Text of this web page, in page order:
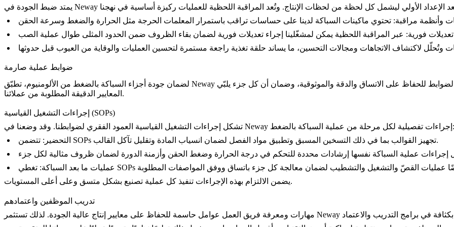
وأنظمة مراقبة:
تعديلات فورية:
ضوابط عملية صارمة
لضمان جودة أجزاء السباكة بالضغط من الألومنيوم، تطبّق Neway ضوابط عملية صارمة في كل مرحلة من مراحل الإنتاج. صُمّمت هذه الضوابط للحفاظ على الاتساق والدقة والموثوقية، وضمان أن كل جزء يلبّي
المعايير الدقيقة المطلوبة من عملائنا.
إجراءات التشغيل القياسية (SOPs)
تشكل إجراءات التشغيل القياسية العمود الفقري لضوابطنا. وقد وضعنا في Neway إجراءات تفصيلية لكل مرحلة من عملية السباكة بالضغط:
التحضير:
تتضمن SOPs تجهيز القوالب بما في ذلك التسخين المسبق وتطبيق مواد الفصل لضمان انسياب المادة وتقليل تآكل القالب.
عمليات ما بعد السباكة:
يضمن الالتزام بهذه الإجراءات تنفيذ كل عملية تصنيع بشكل متسق وعلى أعلى المستويات.
تدريب الموظفين واعتمادهم